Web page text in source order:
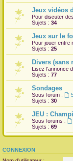
Jeux vidéos
Pour discuter
Sujets : 34
Jeux sur le
Pour jouer entre
Sujets : 25
Divers (sans
Lisez l'annonce
Sujets : 77
Sondages
Sous-forum :
Sujets : 30
JEU :
Sous-forums :
Sujets : 69
CONNEXION